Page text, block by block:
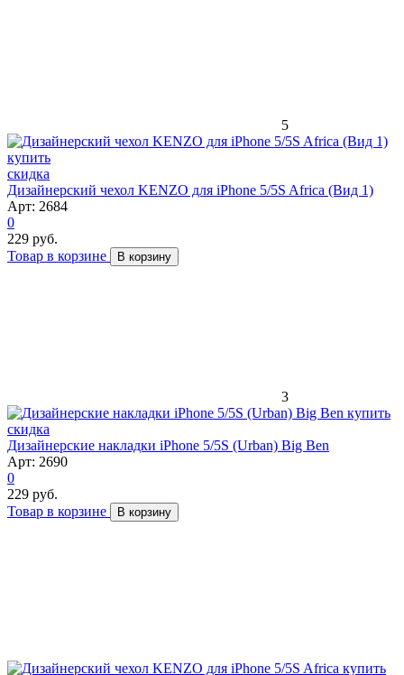
5
скидка
Дизайнерский чехол KENZO для iPhone 5/5S Africa (Вид 1)
Арт: 2684
0
229 руб.
Товар в корзине
В корзину
3
скидка
Дизайнерские накладки iPhone 5/5S (Urban) Big Ben
Арт: 2690
0
229 руб.
Товар в корзине
В корзину